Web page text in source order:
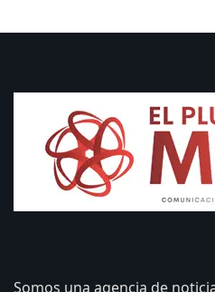
Somos una agencia de